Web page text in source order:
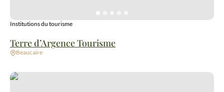
Terre d’Argence Tourisme
Institutions du tourisme
Beaucaire
La Bicyclette